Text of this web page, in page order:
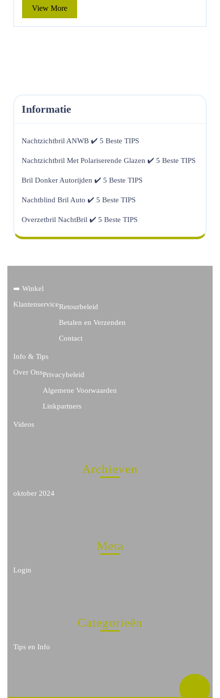
View MoreView
More
Informatie
Nachtzichtbril ANWB ✔️ 5 Beste TIPS
Nachtzichtbril Met Polariserende Glazen ✔️ 5 Beste TIPS
Bril Donker Autorijden ✔️ 5 Beste TIPS
Nachtblind Bril Auto ✔️ 5 Beste TIPS
Overzetbril NachtBril ✔️ 5 Beste TIPS
➡️ Winkel
KlantenserviceRetourbeleid
Betalen en Verzenden
Contact
Info & Tips
Over OnsPrivacybeleid
Algemene Voorwaarden
Linkpartners
Videos
Archieven
oktober 2024
Meta
Login
Categorieën
Tips en Info